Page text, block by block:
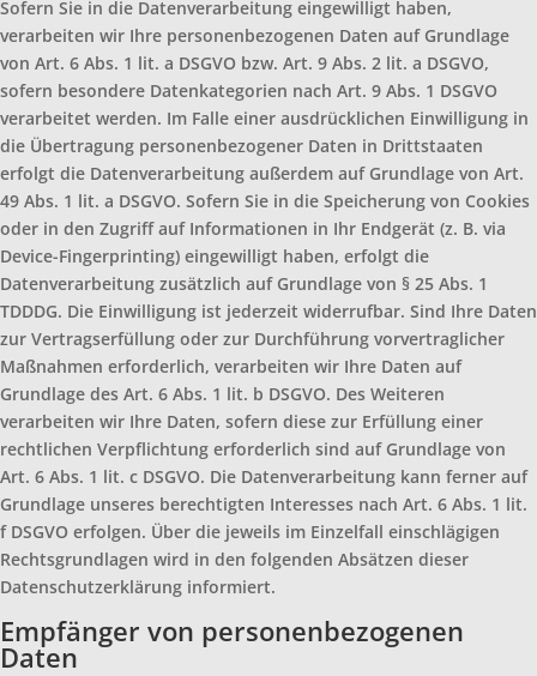
Sofern Sie in die Datenverarbeitung eingewilligt haben,
verarbeiten wir Ihre personenbezogenen Daten auf Grundlage
von Art. 6 Abs. 1 lit. a DSGVO bzw. Art. 9 Abs. 2 lit. a DSGVO,
sofern besondere Datenkategorien nach Art. 9 Abs. 1 DSGVO
verarbeitet werden. Im Falle einer ausdrücklichen Einwilligung in
die Übertragung personenbezogener Daten in Drittstaaten
erfolgt die Datenverarbeitung außerdem auf Grundlage von Art.
49 Abs. 1 lit. a DSGVO. Sofern Sie in die Speicherung von Cookies
oder in den Zugriff auf Informationen in Ihr Endgerät (z. B. via
Device-Fingerprinting) eingewilligt haben, erfolgt die
Datenverarbeitung zusätzlich auf Grundlage von § 25 Abs. 1
TDDDG. Die Einwilligung ist jederzeit widerrufbar. Sind Ihre Daten
zur Vertragserfüllung oder zur Durchführung vorvertraglicher
Maßnahmen erforderlich, verarbeiten wir Ihre Daten auf
Grundlage des Art. 6 Abs. 1 lit. b DSGVO. Des Weiteren
verarbeiten wir Ihre Daten, sofern diese zur Erfüllung einer
rechtlichen Verpflichtung erforderlich sind auf Grundlage von
Art. 6 Abs. 1 lit. c DSGVO. Die Datenverarbeitung kann ferner auf
Grundlage unseres berechtigten Interesses nach Art. 6 Abs. 1 lit.
f DSGVO erfolgen. Über die jeweils im Einzelfall einschlägigen
Rechtsgrundlagen wird in den folgenden Absätzen dieser
Datenschutzerklärung informiert.
Empfänger von personenbezogenen
Daten